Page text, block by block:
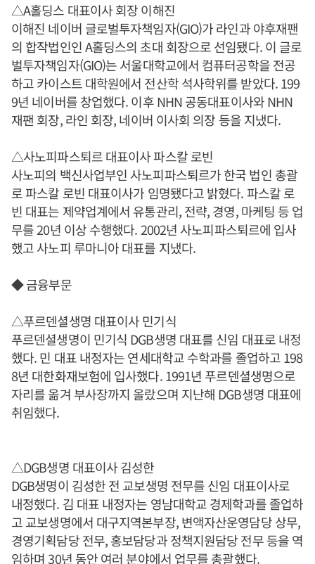
△A홀딩스 대표이사 회장 이해진
이해진 네이버 글로벌투자책임자(GIO)가 라인과 야후재팬
의 합작법인인 A홀딩스의 초대 회장으로 선임됐다. 이 글로
벌투자책임자(GIO)는 서울대학교에서 컴퓨터공학을 전공
하고 카이스트 대학원에서 전산학 석사학위를 받았다. 199
9년 네이버를 창업했다. 이후 NHN 공동대표이사와 NHN
재팬 회장, 라인 회장, 네이버 이사회 의장 등을 지냈다.
△사노피파스퇴르 대표이사 파스칼 로빈
사노피의 백신사업부인 사노피파스퇴르가 한국 법인 총괄
로 파스칼 로빈 대표이사가 임명됐다고 밝혔다. 파스칼 로
빈 대표는 제약업계에서 유통관리, 전략, 경영, 마케팅 등 업
무를 20년 이상 수행했다. 2002년 사노피파스퇴르에 입사
했고 사노피 루마니아 대표를 지냈다.
◆ 금융부문
△푸르덴셜생명 대표이사 민기식
푸르덴셜생명이 민기식 DGB생명 대표를 신임 대표로 내정
했다. 민 대표 내정자는 연세대학교 수학과를 졸업하고 198
8년 대한화재보험에 입사했다. 1991년 푸르덴셜생명으로
자리를 옮겨 부사장까지 올랐으며 지난해 DGB생명 대표에
취임했다.
△DGB생명 대표이사 김성한
DGB생명이 김성한 전 교보생명 전무를 신임 대표이사로
내정했다. 김 대표 내정자는 영남대학교 경제학과를 졸업하
고 교보생명에서 대구지역본부장, 변액자산운영담당 상무,
경영기획담당 전무, 홍보담당과 정책지원담당 전무 등을 역
임하며 30년 동안 여러 분야에서 업무를 총괄했다.